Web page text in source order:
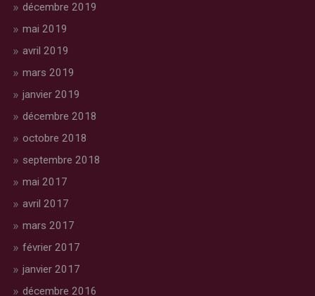
décembre 2019
mai 2019
avril 2019
mars 2019
janvier 2019
décembre 2018
octobre 2018
septembre 2018
mai 2017
avril 2017
mars 2017
février 2017
janvier 2017
décembre 2016